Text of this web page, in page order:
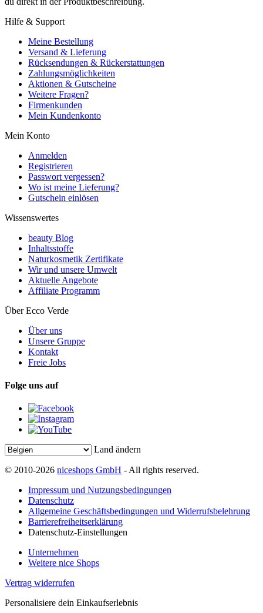
Hilfe & Support
Meine Bestellung
Versand & Lieferung
Rücksendungen & Rückerstattungen
Zahlungsmöglichkeiten
Aktionen & Gutscheine
Weitere Fragen?
Firmenkunden
Mein Kundenkonto
Mein Konto
Anmelden
Registrieren
Passwort vergessen?
Wo ist meine Lieferung?
Gutschein einlösen
Wissenswertes
beauty Blog
Inhaltsstoffe
Naturkosmetik Zertifikate
Wir und unsere Umwelt
Aktuelle Angebote
Affiliate Programm
Über Ecco Verde
Über uns
Unsere Gruppe
Kontakt
Freie Jobs
Folge uns auf
Land ändern
© 2010-2026 niceshops GmbH - All rights reserved.
Impressum und Nutzungsbedingungen
Datenschutz
Allgemeine Geschäftsbedingungen und Widerrufsbelehrung
Barrierefreiheitserklärung
Datenschutz-Einstellungen
Unternehmen
Weitere nice Shops
Vertrag widerrufen
Personalisiere dein Einkaufserlebnis